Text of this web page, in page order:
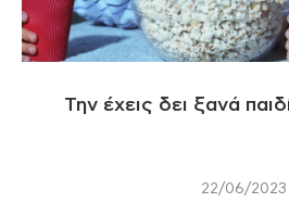
Την έχεις δει ξανά
22/06/2023